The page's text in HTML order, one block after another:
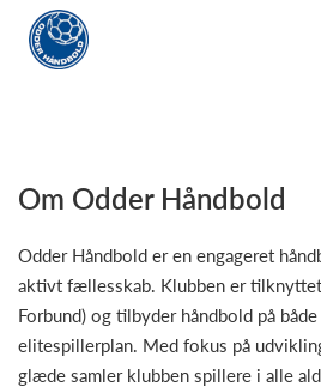
Om Odder Håndbold
Odder Håndbold er en engageret
aktivt fællesskab. Klubben er
Forbund) og tilbyder håndbold på
elitespillerplan. Med fokus på
glæde samler klubben spillere i alle